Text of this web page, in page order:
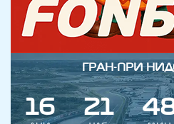
ГРАН-ПРИ
16 21 4